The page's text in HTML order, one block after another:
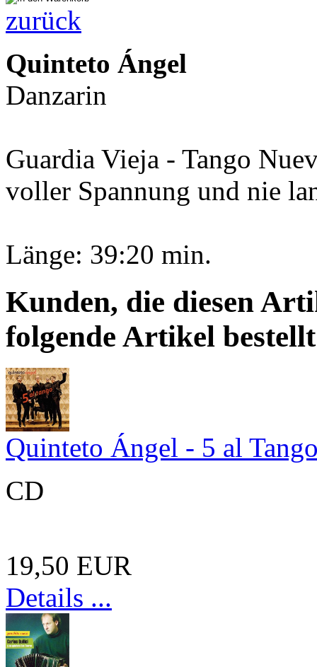
zurück
Quinteto Ángel
Danzarin
Guardia Vieja - Tango
voller Spannung und nie
Länge: 39:20 min.
Kunden, die diesen
folgende Artikel
Quinteto Ángel - 5 al
CD
19,50 EUR
Details ...